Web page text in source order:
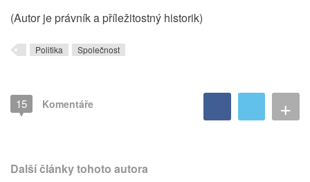
(Autor je právník a příležitostný historik)
Politika Společnost
15 Komentáře +
Další články tohoto autora